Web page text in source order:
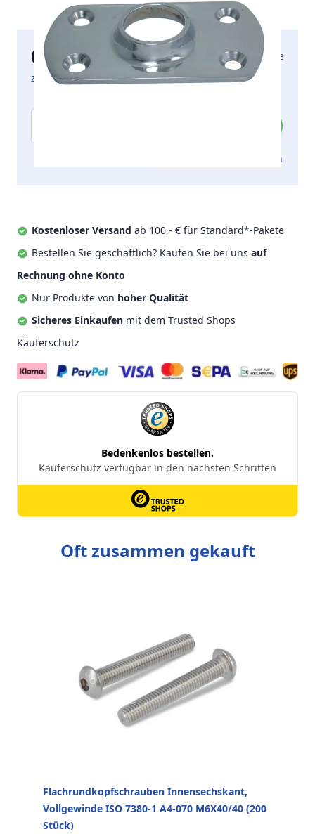
6,95 €
inkl. MwSt.
zzgl. Versandkosten
2-5 Arbeitstage
Menge
Zum Angebot hinzufügen
Kostenloser Versand ab 100,- € für Standard*-Pakete
Bestellen Sie geschäftlich? Kaufen Sie bei uns auf
Rechnung ohne Konto
Nur Produkte von hoher Qualität
Sicheres Einkaufen mit dem Trusted Shops
Käuferschutz
Oft zusammen gekauft
Flachrundkopfschrauben Innensechskant,
Vollgewinde ISO 7380-1 A4-070 M6X40/40 (200
Stück)